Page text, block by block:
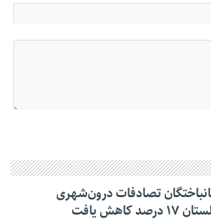
تصادفات درون‌شهری
درصد کاهش یافت